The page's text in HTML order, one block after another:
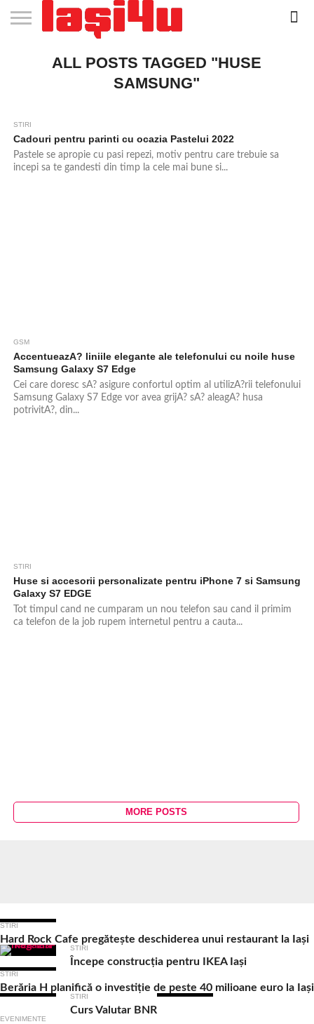
APARTAMENTE
NOI IASI
FILME
CLUBURI /
DISCOTECI
BARURI /
CAFENELE
SALI DE
FORTA
SALOANE DE
INFRUMUSETARE
AGENTII
RESTAURANTE
IN IASI
PISCINA
IN IASI
FLORARII
RADIO
SPALATORII
AUTO
TRACTARI
AUTO
CINEMA
TEATRU
HOTELURI
TEREN
SPORTIV
TEREN
TENIS
FARMACII
COFFEE-
TO-GO
FIRME DE
PUBLICITATE
ALL POSTS TAGGED "HUSE
SAMSUNG"
STIRI
Cadouri pentru parinti cu ocazia Pastelui 2022
Pastele se apropie cu pasi repezi, motiv pentru care trebuie sa
incepi sa te gandesti din timp la cele mai bune si...
GSM
AccentueazA? liniile elegante ale telefonului cu noile huse
Samsung Galaxy S7 Edge
Cei care doresc sA? asigure confortul optim al utilizA?rii telefonului
Samsung Galaxy S7 Edge vor avea grijA? sA? aleagA? husa
potrivitA?, din...
STIRI
Huse si accesorii personalizate pentru iPhone 7 si Samsung
Galaxy S7 EDGE
Tot timpul cand ne cumparam un nou telefon sau cand il primim
ca telefon de la job rupem internetul pentru a cauta...
MORE POSTS
STIRI
Hard Rock Cafe pregătește deschiderea unui restaurant la Iași
STIRI
Începe construcția pentru IKEA Iași
STIRI
Berăria H planifică o investiție de peste 40 milioane euro la Iași
STIRI
Curs Valutar BNR
EVENIMENTE